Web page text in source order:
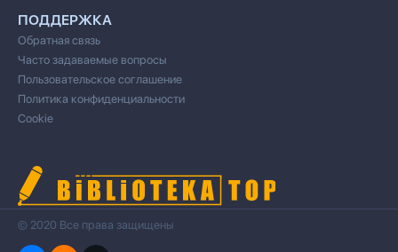
ПОДДЕРЖКА
Обратная связь
Часто задаваемые вопросы
Пользовательское соглашение
Политика конфиденциальности
Cookie
© 2020 Все права защищены